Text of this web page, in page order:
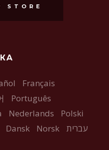
STORE
Français
Português
Nederlands
Polski
Dansk Norsk
עברית